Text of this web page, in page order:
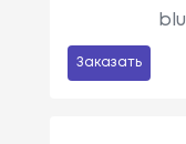
Заказать